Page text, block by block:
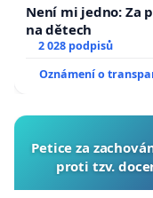
Není mi jedno: Za
na dětech
2 028 podpisů
Oznámení o
Petice za
proti tzv.